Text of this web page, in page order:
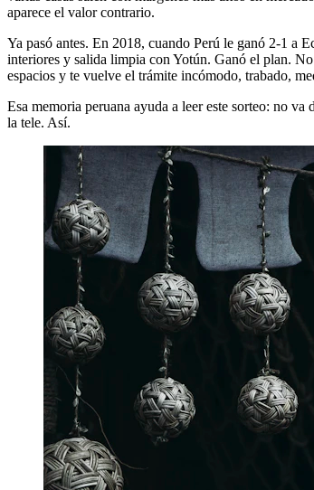
aparece el valor contrario.
Ya pasó antes. En 2018, cuando Perú le ganó 2-1 a
interiores y salida limpia con Yotún. Ganó el plan.
espacios y te vuelve el trámite incómodo, trabado,
Esa memoria peruana ayuda a leer este sorteo: no
la tele. Así.